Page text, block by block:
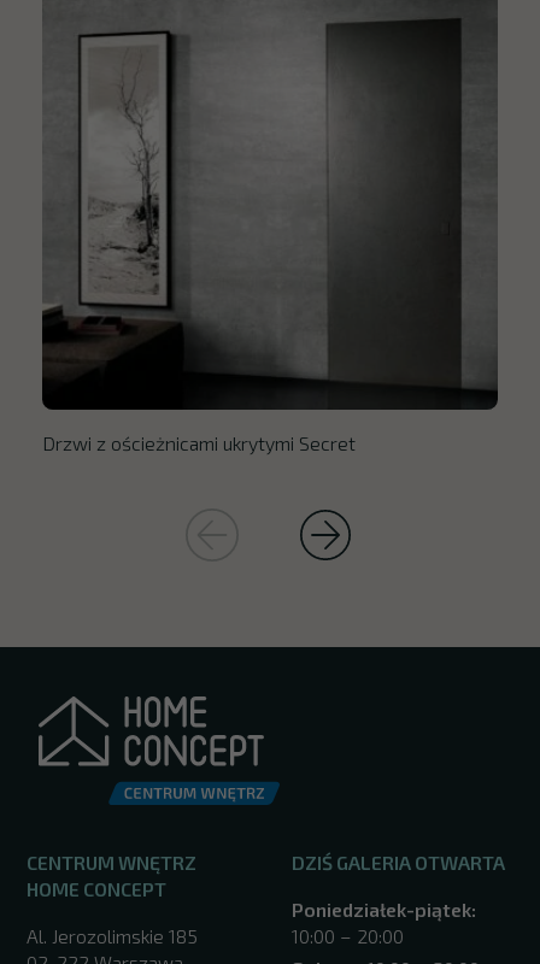
Drzwi z ościeżnicami ukrytymi Secret
CENTRUM WNĘTRZ
HOME CONCEPT
Al. Jerozolimskie 185
DZIŚ GALERIA OTWARTA
Poniedziałek-piątek:
10:00 – 20:00